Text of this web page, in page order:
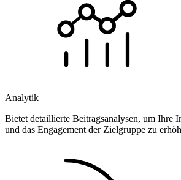
Analytik
Bietet detaillierte Beitragsanalysen, um Ihre
und das Engagement der Zielgruppe zu